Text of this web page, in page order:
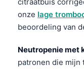
onze lage
beoordeling van
Neutropenie met
patronen die mijn
Македонски
Euskara
Gàidhlig
Occitan